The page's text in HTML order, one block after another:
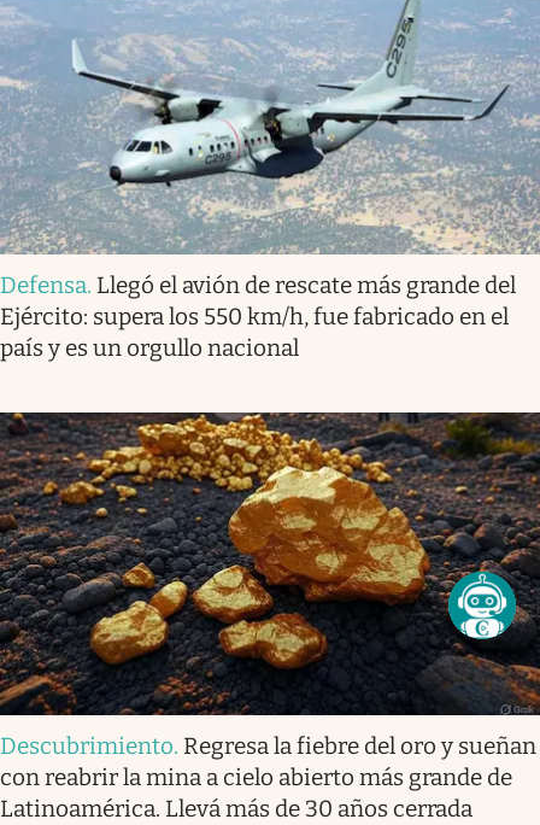
Defensa. Llegó el avión de rescate más grande del
Ejército: supera los 550 km/h, fue fabricado en el
país y es un orgullo nacional
Descubrimiento. Regresa la fiebre del oro y sueñan
con reabrir la mina a cielo abierto más grande de
Latinoamérica. Llevá más de 30 años cerrada